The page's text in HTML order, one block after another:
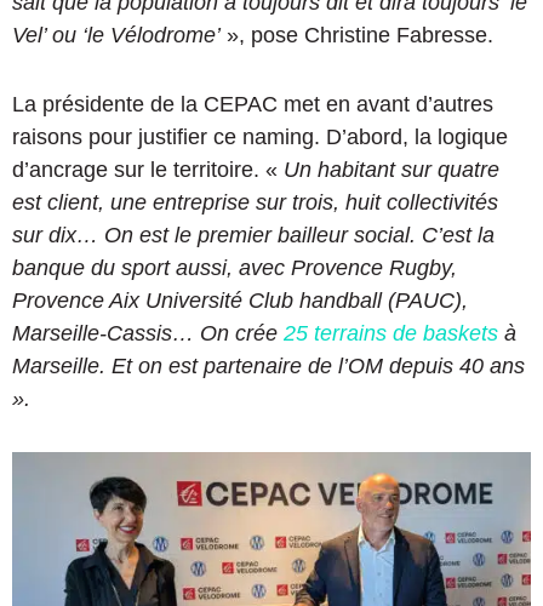
Vel’ ou ‘le Vélodrome’», pose Christine Fabresse.
La présidente de la CEPAC met en avant d’autres
raisons pour justifier ce naming. D’abord, la logique
d’ancrage sur le territoire. « Un habitant sur quatre
est client, une entreprise sur trois, huit collectivités
sur dix… On est le premier bailleur social. C’est la
banque du sport aussi, avec Provence Rugby,
Provence Aix Université Club handball (PAUC),
Marseille-Cassis… On crée 25 terrains de baskets à
Marseille. Et on est partenaire de l’OM depuis 40 ans
».